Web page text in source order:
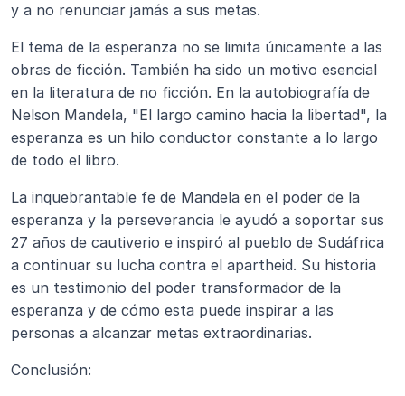
y a no renunciar jamás a sus metas.
El tema de la esperanza no se limita únicamente a las
obras de ficción. También ha sido un motivo esencial
en la literatura de no ficción. En la autobiografía de
Nelson Mandela, "El largo camino hacia la libertad", la
esperanza es un hilo conductor constante a lo largo
de todo el libro.
La inquebrantable fe de Mandela en el poder de la
esperanza y la perseverancia le ayudó a soportar sus
27 años de cautiverio e inspiró al pueblo de Sudáfrica
a continuar su lucha contra el apartheid. Su historia
es un testimonio del poder transformador de la
esperanza y de cómo esta puede inspirar a las
personas a alcanzar metas extraordinarias.
Conclusión: